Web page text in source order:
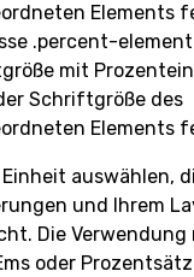
Elements
.percent-
mit
Schriftgröße des
Elements
auswählen,
und Ihrem
Die Verwendung
oder